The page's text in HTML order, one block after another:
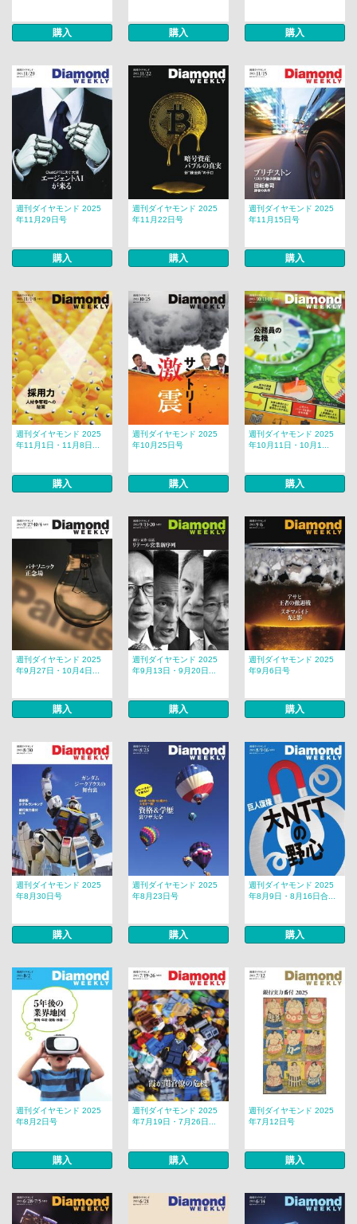
購入 購入 購入
週刊ダイヤモンド 2025
年11月29日号
購入
週刊ダイヤモンド 2025
年11月22日号
購入
週刊ダイヤモンド 2025
年11月15日号
購入
週刊ダイヤモンド 2025
年11月1日・11月8日...
購入
週刊ダイヤモンド 2025
年10月25日号
購入
週刊ダイヤモンド 2025
年10月11日・10月1...
購入
週刊ダイヤモンド 2025
年9月27日・10月4日...
購入
週刊ダイヤモンド 2025
年9月13日・9月20日...
購入
週刊ダイヤモンド 2025
年9月6日号
購入
週刊ダイヤモンド 2025
年8月30日号
購入
週刊ダイヤモンド 2025
年8月23日号
購入
週刊ダイヤモンド 2025
年8月9日・8月16日合...
購入
週刊ダイヤモンド 2025
年8月2日号
購入
週刊ダイヤモンド 2025
年7月19日・7月26日...
購入
週刊ダイヤモンド 2025
年7月12日号
購入